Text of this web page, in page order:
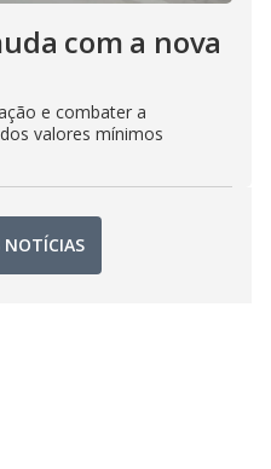
com a nova
e combater a
valores mínimos
NOTÍCIAS